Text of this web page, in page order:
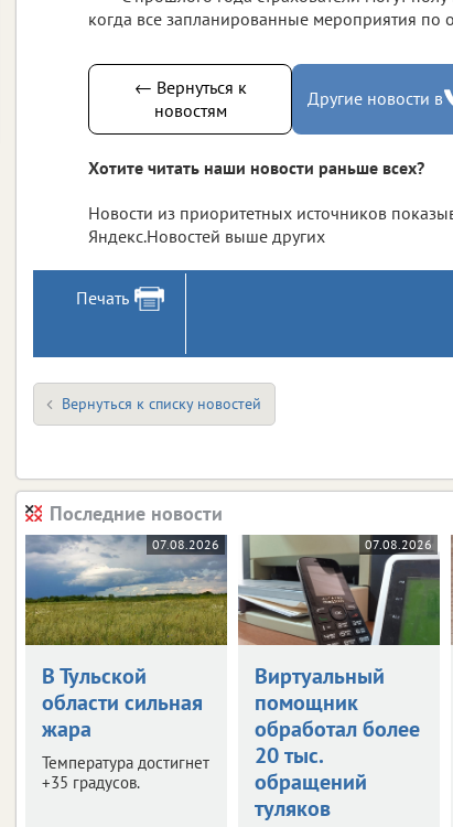
когда все запланированные мероприятия по
← Вернуться к
новостям
Другие новости в
Хотите читать наши новости раньше всех?
Новости из приоритетных источников
Яндекс.Новостей выше других
Печать
Вернуться к списку новостей
Последние новости
07.08.2026
В Тульской
области сильная
жара
Температура достигнет
+35 градусов.
07.08.2026
Виртуальный
помощник
обработал более
20 тыс.
обращений
туляков